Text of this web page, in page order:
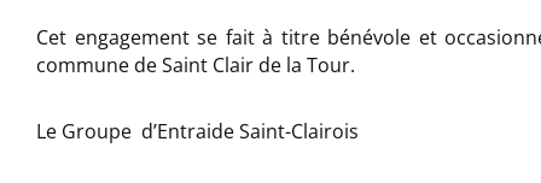
Cet engagement se fait à titre bénévole et
commune de Saint Clair de la Tour.
Le Groupe d’Entraide Saint-Clairois